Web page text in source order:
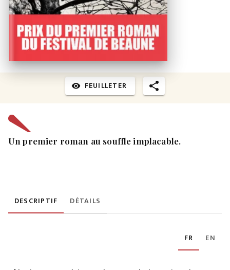
visibility FEUILLETER
Un premier roman au souffle implacable.
DESCRIPTIF DÉTAILS
FR EN